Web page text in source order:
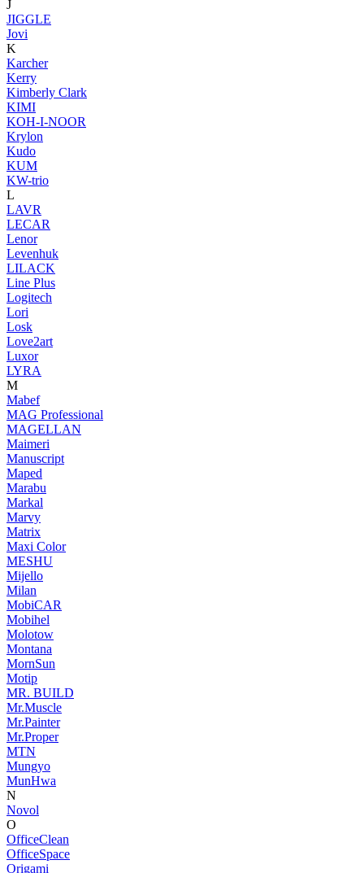
J
JIGGLE
Jovi
K
Karcher
Kerry
Kimberly Clark
KIMI
KOH-I-NOOR
Krylon
Kudo
KUM
KW-trio
L
LAVR
LECAR
Lenor
Levenhuk
LILACK
Line Plus
Logitech
Lori
Losk
Love2art
Luxor
LYRA
M
Mabef
MAG Professional
MAGELLAN
Maimeri
Manuscript
Maped
Marabu
Markal
Marvy
Matrix
Maxi Color
MESHU
Mijello
Milan
MobiCAR
Mobihel
Molotow
Montana
MornSun
Motip
MR. BUILD
Mr.Muscle
Mr.Painter
Mr.Proper
MTN
Mungyo
MunHwa
N
Novol
O
OfficeClean
OfficeSpace
Origami